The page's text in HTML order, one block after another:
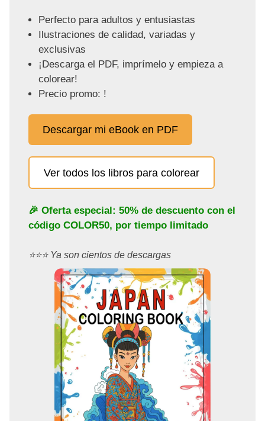
Perfecto para adultos y entusiastas
Ilustraciones de calidad, variadas y
exclusivas
¡Descarga el PDF, imprímelo y empieza a
colorear!
Precio promo: !
Descargar mi eBook en PDF
Ver todos los libros para colorear
🎉 Oferta especial: 50% de descuento con el
código COLOR50, por tiempo limitado
⭐️⭐️⭐️ Ya son cientos de descargas